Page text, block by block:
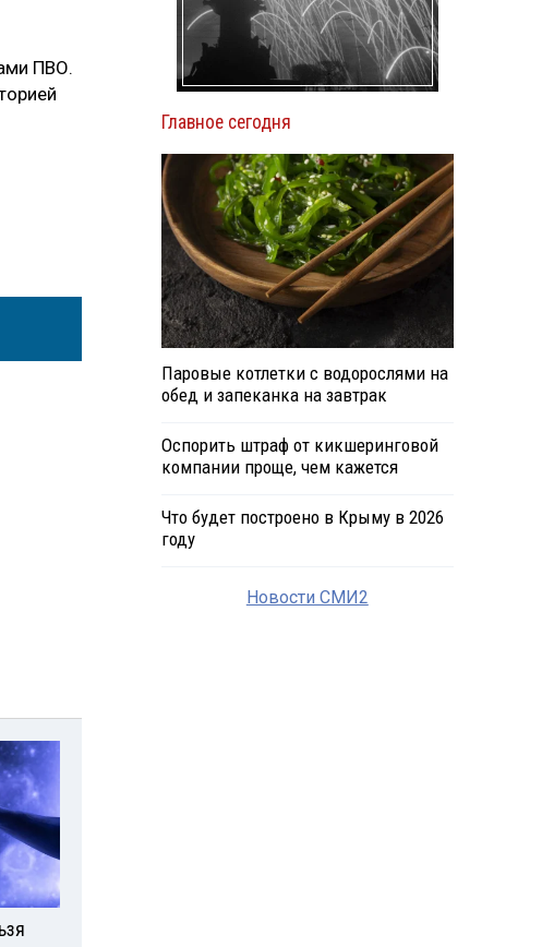
ПВО.
Главное сегодня
Паровые котлетки с водорослями на
обед и запеканка на завтрак
Оспорить штраф от кикшеринговой
компании проще, чем кажется
Что будет построено в Крыму в 2026
году
Новости СМИ2